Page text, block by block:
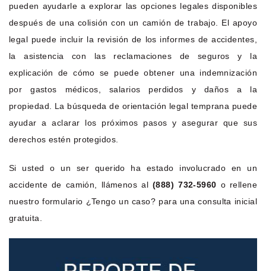
pueden ayudarle a explorar las opciones legales disponibles
después de una colisión con un camión de trabajo. El apoyo
legal puede incluir la revisión de los informes de accidentes,
la asistencia con las reclamaciones de seguros y la
explicación de cómo se puede obtener una indemnización
por gastos médicos, salarios perdidos y daños a la
propiedad. La búsqueda de orientación legal temprana puede
ayudar a aclarar los próximos pasos y asegurar que sus
derechos estén protegidos.
Si usted o un ser querido ha estado involucrado en un
accidente de camión, llámenos al (888) 732-5960 o rellene
nuestro formulario ¿Tengo un caso? para una consulta inicial
gratuita.